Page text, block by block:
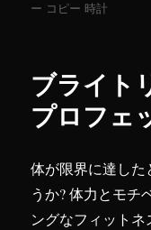
稿
テ
ー コピー 時計
ブライト
プロフェ
体が限界に達した
うか? 体力とモチ
ングなフィット